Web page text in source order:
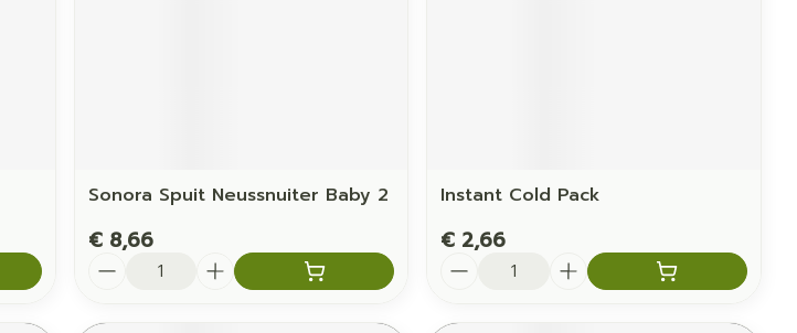
Sonora Spuit Neussnuiter Baby 2
€ 8,66
Instant Cold Pack
€ 2,66